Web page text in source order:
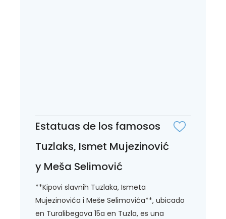
Estatuas de los famosos
Tuzlaks, Ismet Mujezinović
y Meša Selimović
**Kipovi slavnih Tuzlaka, Ismeta
Mujezinovića i Meše Selimovića**, ubicado
en Turalibegova 15a en Tuzla, es una